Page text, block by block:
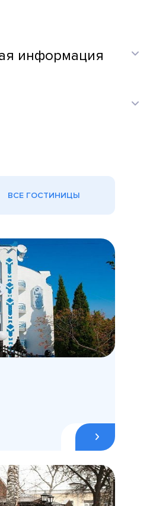
информация
ВСЕ ГОСТИНИЦЫ